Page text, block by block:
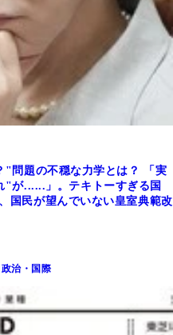
問題の不穏な力学とは？ 「実
"が......」。テキトーすぎる国
国民が望んでいない皇室典範改
政治・国際